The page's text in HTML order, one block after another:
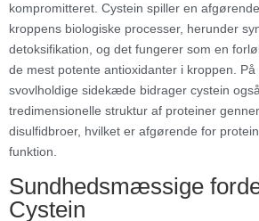
kompromitteret. Cystein spiller en
kroppens biologiske processer, herunder
detoksifikation, og det fungerer som en
de mest potente antioxidanter i kroppen.
svovlholdige sidekæde bidrager cystein
tredimensionelle struktur af proteiner
disulfidbroer, hvilket er afgørende for
funktion.
Sundhedsmæssige
Cystein